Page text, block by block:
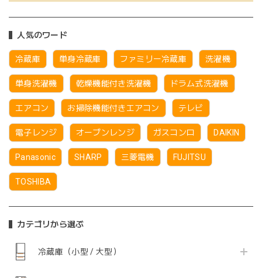
人気のワード
冷蔵庫 単身冷蔵庫 ファミリー冷蔵庫 洗濯機
単身洗濯機 乾燥機能付き洗濯機 ドラム式洗濯機
エアコン お掃除機能付きエアコン テレビ
電子レンジ オーブンレンジ ガスコンロ DAIKIN
Panasonic SHARP 三菱電機 FUJITSU
TOSHIBA
カテゴリから選ぶ
冷蔵庫（小型 / 大型）